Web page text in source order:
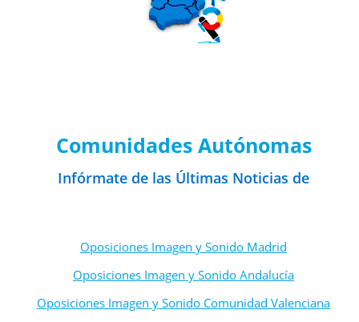
Comunidades Autónomas
Infórmate de las Últimas Noticias de
Oposiciones Imagen y Sonido Madrid
Oposiciones Imagen y Sonido Andalucía
Oposiciones Imagen y Sonido Comunidad Valenciana